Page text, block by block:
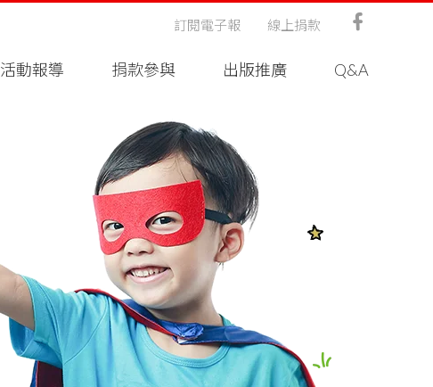
活動報導 捐款參與 出版推廣 Q&A
訂閱電子報 線上捐款